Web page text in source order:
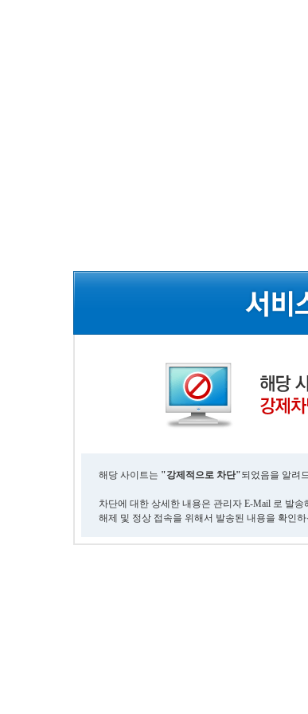
해당 사이트는 "강제적으로 차단"되었음을 알려
차단에 대한 상세한 내용은 관리자 E-Mail 로 발송
해제 및 정상 접속을 위해서 발송된 내용을 확인